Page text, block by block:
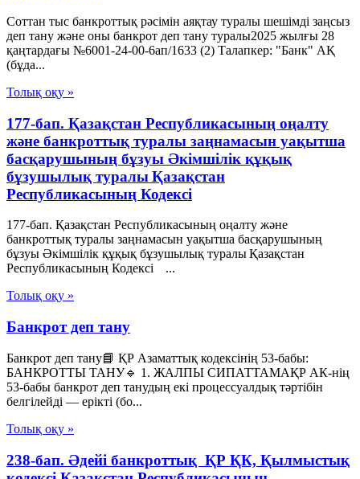
Соттан тыс банкроттық рәсімін аяқтау туралы шешімді заңсыз
деп тану және оны банкрот деп тану туралы2025 жылғы 28
қаңтардағы №6001-24-00-6ап/1633 (2) Талапкер: "Банк" АҚ
(бұда...
Толық оқу »
177-бап. Қазақстан Республикасының оңалту
және банкроттық туралы заңнамасын уақытша
басқарушының бұзуы Әкімшілік құқық
бұзушылық туралы Қазақстан
Республикасының Кодексі
177-бап. Қазақстан Республикасының оңалту және
банкроттық туралы заңнамасын уақытша басқарушының
бұзуы Әкімшілік құқық бұзушылық туралы Қазақстан
Республикасының Кодексі ...
Толық оқу »
Банкрот деп тану
Банкрот деп тану📘 ҚР Азаматтық кодексінің 53-бабы:
БАНКРОТТЫ ТАНУ🔹 1. ЖАЛПЫ СИПАТТАМАҚР АК-нің
53-бабы банкрот деп танудың екі процессуалдық тәртібін
белгілейді — ерікті (бо...
Толық оқу »
238-бап. Әдейi банкроттық ҚР ҚК, Қылмыстық